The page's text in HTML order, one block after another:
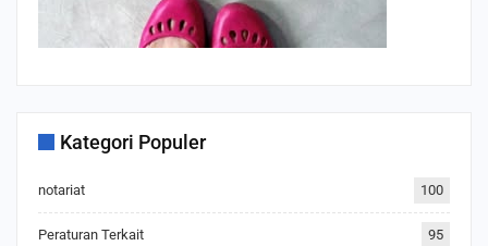
Kategori Populer
notariat 100
Peraturan Terkait 95